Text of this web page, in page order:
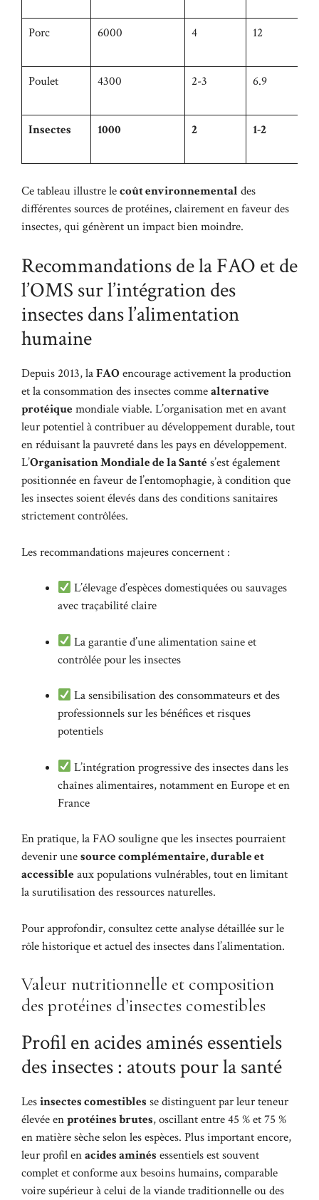
Porc 6000 4 12
Poulet 4300 2-3 6.9
Insectes 1000 2 1-2
Ce tableau illustre lecoût environnemental des
différentes sources de protéines, clairement en faveur des
insectes, qui génèrent un impact bien moindre.
Recommandations de la FAO et de
l’OMS sur l’intégration des
insectes dans l’alimentation
humaine
Depuis 2013, laFAOencourage activement la production
et la consommation des insectes commealternative
protéiquemondiale viable. L’organisation met en avant
leur potentiel à contribuer au développement durable, tout
en réduisant la pauvreté dans les pays en développement.
L’Organisation Mondiale de la Santés’est également
positionnée en faveur de l’entomophagie, à condition que
les insectes soient élevés dans des conditions sanitaires
strictement contrôlées.
Les recommandations majeures concernent :
L’élevage d’espèces domestiquées ou sauvages
avec traçabilité claire
La garantie d’une alimentation saine et
contrôlée pour les insectes
La sensibilisation des consommateurs et des
professionnels sur les bénéfices et risques
potentiels
L’intégration progressive des insectes dans les
chaînes alimentaires, notamment en Europe et en
France
En pratique, la FAO souligne que les insectes pourraient
devenir unesource complémentaire, durable et
accessibleaux populations vulnérables, tout en limitant
la surutilisation des ressources naturelles.
Pour approfondir, consultezcette analyse détailléesur le
rôle historique et actuel des insectes dans l’alimentation.
Valeur nutritionnelle et composition
des protéines d’insectes comestibles
Profil en acides aminés essentiels
des insectes : atouts pour la santé
Lesinsectes comestibles se distinguent par leur teneur
élevée enprotéines brutes, oscillant entre 45 % et 75 %
en matière sèche selon les espèces. Plus important encore,
leur profil enacides aminés essentiels est souvent
complet et conforme aux besoins humains, comparable
voire supérieur à celui de la viande traditionnelle ou des